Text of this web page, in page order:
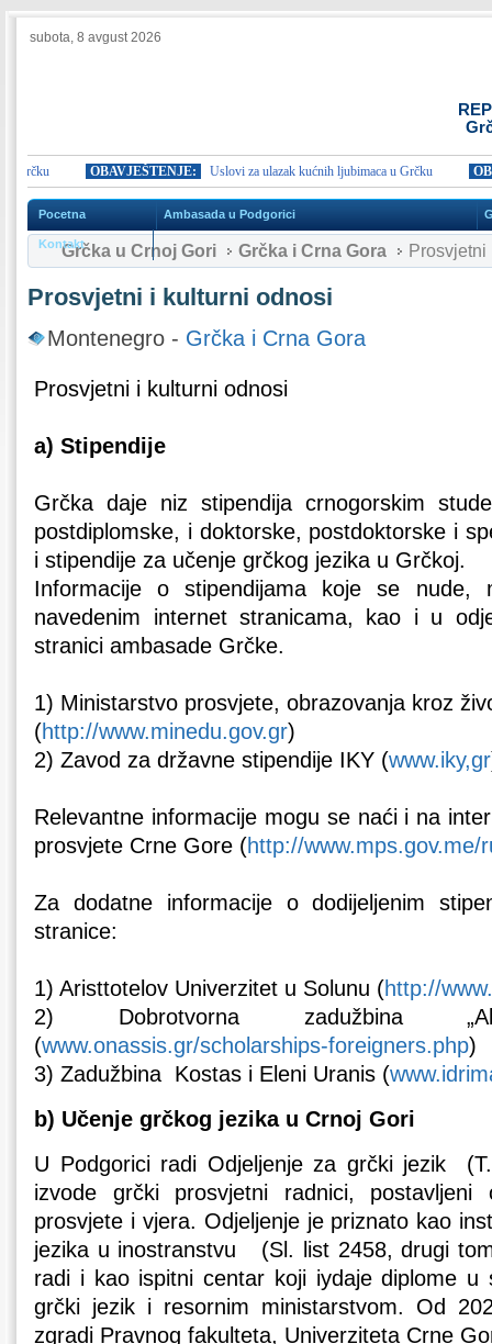
subota, 8 avgust 2026
OBAVJEŠTENJE: Uslovi za ulazak kućnih ljubimaca u Grčku
Pocetna Ambasada u Podgorici
KontaktGrčka u Crnoj Gori Grčka i Crna Gora Prosvjetni
Prosvjetni i kulturni odnosi
Montenegro - Grčka i Crna Gora
Prosvjetni i kulturni odnosi
a) Stipendije
Grčka daje niz stipendija crnogorskim
postdiplomske, i doktorske, postdoktorske i
i stipendije za učenje grčkog jezika u Grčkoj.
Informacije o stipendijama koje se
navedenim internet stranicama, kao i u
stranici ambasade Grčke.
1) Ministarstvo prosvjete, obrazovanja kroz
(http://www.minedu.gov.gr)
2) Zavod za državne stipendije IKY (www.iky,gr
Relevantne informacije mogu se naći i na
prosvjete Crne Gore (http://www.mps.gov.me/
Za dodatne informacije o dodijeljenim
stranice:
1) Aristtotelov Univerzitet u Solunu (http://
2) Dobrotvorna zadužbina
(www.onassis.gr/scholarships-foreigners.php)
3) Zadužbina Kostas i Eleni Uranis (
b) Učenje grčkog jezika u Crnoj Gori
U Podgorici radi Odjeljenje za grčki jezik
izvode grčki prosvjetni radnici, postavljeni
prosvjete i vjera. Odjeljenje je priznato kao
jezika u inostranstvu (Sl. list 2458, drugi
radi i kao ispitni centar koji iydaje diplome u
grčki jezik i resornim ministarstvom. Od
zgradi Pravnog fakulteta, Univerziteta Crne